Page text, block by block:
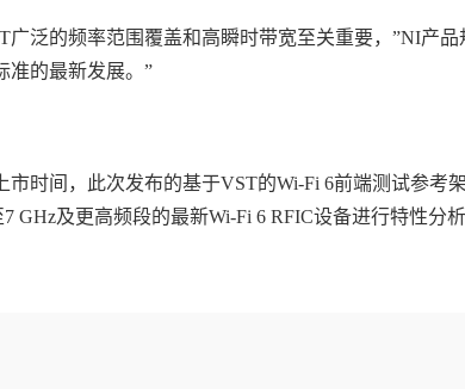
泛的频率范围覆盖和高瞬时带宽至关重要，”NI产品
准的最新发展。”
时间，此次发布的基于VST的Wi-Fi 6前端测试参考
GHz及更高频段的最新Wi-Fi 6 RFIC设备进行特性分